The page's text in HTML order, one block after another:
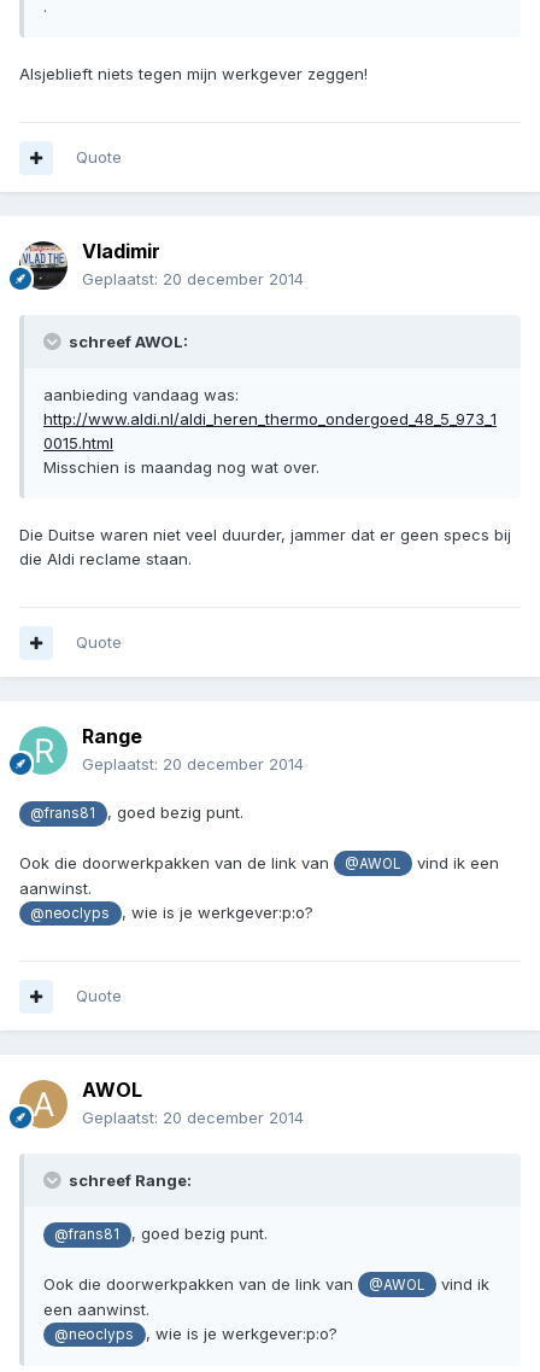
.
Alsjeblieft niets tegen mijn werkgever zeggen!
Quote
Vladimir
Geplaatst: 20 december 2014
schreef AWOL:
aanbieding vandaag was:
http://www.aldi.nl/aldi_heren_thermo_ondergoed_48_5_973_1
0015.html
Misschien is maandag nog wat over.
Die Duitse waren niet veel duurder, jammer dat er geen specs bij
die Aldi reclame staan.
Quote
Range
Geplaatst: 20 december 2014
@frans81 , goed bezig punt.
Ook die doorwerkpakken van de link van @AWOL
vind ik een
aanwinst.
@neoclyps , wie is je werkgever:p:o?
Quote
AWOL
Geplaatst: 20 december 2014
schreef Range:
@frans81 , goed bezig punt.
Ook die doorwerkpakken van de link van @AWOL
vind ik
een aanwinst.
@neoclyps , wie is je werkgever:p:o?